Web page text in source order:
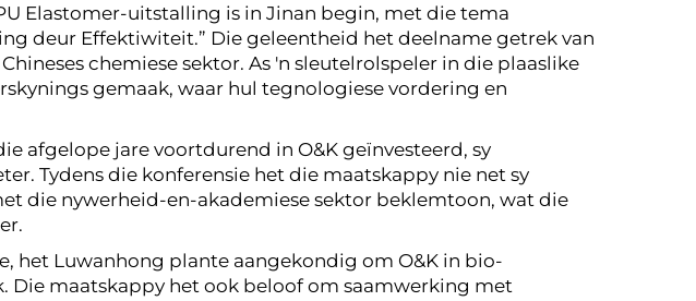
Elastomer-uitstalling is in Jinan begin, met die tema
deur Effektiwiteit.” Die geleentheid het deelname getrek van
chemiese sektor. As 'n sleutelrolspeler in die plaaslike
gemaak, waar hul tegnologiese vordering en
afgelope jare voortdurend in O&K geïnvesteerd, sy
Tydens die konferensie het die maatskappy nie net sy
die nywerheid-en-akademiese sektor beklemtoon, wat die
het Luwanhong plante aangekondig om O&K in bio-
Die maatskappy het ook beloof om saamwerking met